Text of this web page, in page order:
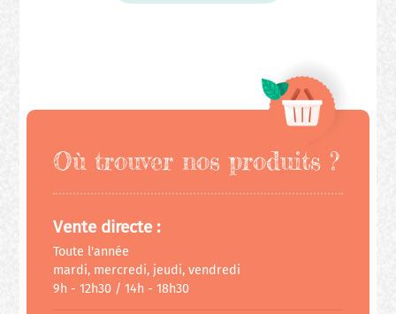
Où trouver nos produits ?
Vente directe :
Toute l'année
mardi, mercredi, jeudi, vendredi
9h - 12h30 / 14h - 18h30